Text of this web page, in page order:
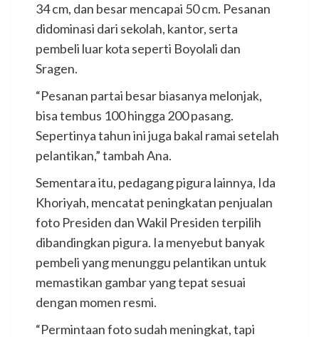
34 cm, dan besar mencapai 50 cm. Pesanan
didominasi dari sekolah, kantor, serta
pembeli luar kota seperti Boyolali dan
Sragen.
“Pesanan partai besar biasanya melonjak,
bisa tembus 100 hingga 200 pasang.
Sepertinya tahun ini juga bakal ramai setelah
pelantikan,” tambah Ana.
Sementara itu, pedagang pigura lainnya, Ida
Khoriyah, mencatat peningkatan penjualan
foto Presiden dan Wakil Presiden terpilih
dibandingkan pigura. Ia menyebut banyak
pembeli yang menunggu pelantikan untuk
memastikan gambar yang tepat sesuai
dengan momen resmi.
“Permintaan foto sudah meningkat, tapi